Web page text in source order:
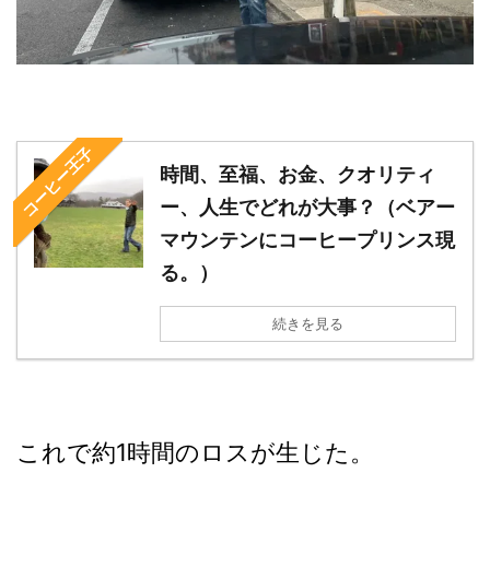
コーヒー王子
時間、至福、お金、クオリティ
ー、人生でどれが大事？（ベアー
マウンテンにコーヒープリンス現
る。）
続きを見る
これで約1時間のロスが生じた。